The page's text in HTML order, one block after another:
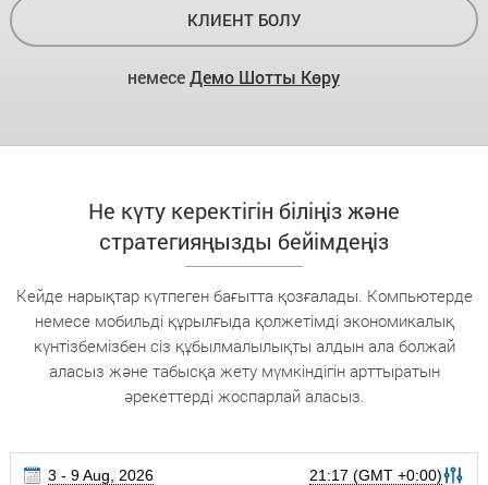
КЛИЕНТ БОЛУ
немесеДемо Шотты Көру
Не күту керектігін біліңіз және
стратегияңызды бейімдеңіз
Кейде нарықтар күтпеген бағытта қозғалады. Компьютерде
немесе мобильді құрылғыда қолжетімді экономикалық
күнтізбемізбен сіз құбылмалылықты алдын ала болжай
аласыз және табысқа жету мүмкіндігін арттыратын
әрекеттерді жоспарлай аласыз.